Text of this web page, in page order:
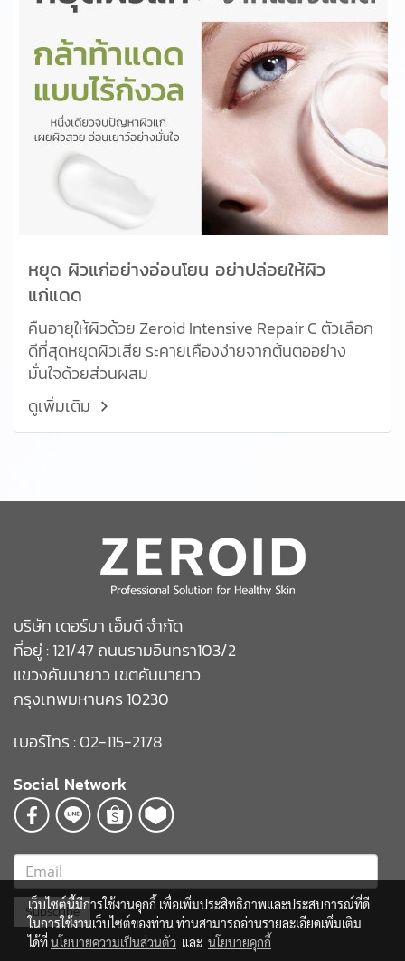
หยุด ผิวแก่อย่างอ่อนโยน อย่าปล่อยให้ผิว
แก่แดด
คืนอายุให้ผิวด้วย Zeroid Intensive Repair C ตัวเลือก
ดีที่สุดหยุดผิวเสีย ระคายเคืองง่ายจากต้นตออย่าง
มั่นใจด้วยส่วนผสม
ดูเพิ่มเติม
บริษัท เดอร์มา เอ็มดี จำกัด
ที่อยู่ : 121/47 ถนนรามอินทรา103/2
แขวงคันนายาว เขตคันนายาว
กรุงเทพมหานคร 10230
เบอร์โทร : 02-115-2178
Social Network
Subscribe
เว็บไซต์นี้มีการใช้งานคุกกี้ เพื่อเพิ่มประสิทธิภาพและประสบการณ์ที่ดี
ในการใช้งานเว็บไซต์ของท่าน ท่านสามารถอ่านรายละเอียดเพิ่มเติม
ได้ที่นโยบายความเป็นส่วนตัว และ นโยบายคุกกี้